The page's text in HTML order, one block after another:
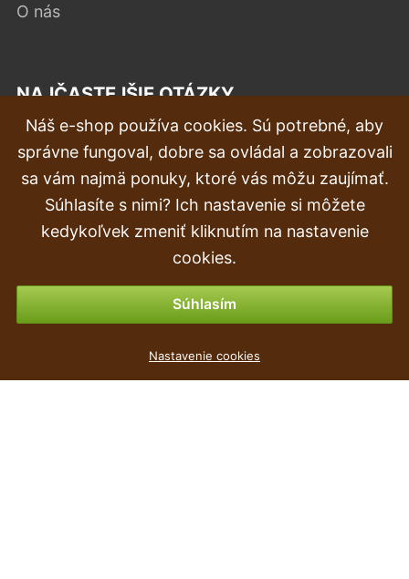
O nás
NAJČASTEJŠIE OTÁZKY
Reklamácia
Doprava a doručenie
Objednávka
Vrátenie tovaru & vrátenie peňazí
Náš e-shop používa cookies. Sú potrebné, aby
správne fungoval, dobre sa ovládal a zobrazovali
sa vám najmä ponuky, ktoré vás môžu zaujímať.
Súhlasíte s nimi? Ich nastavenie si môžete
kedykoľvek zmeniť kliknutím na nastavenie
cookies.
Súhlasím
Nastavenie cookies